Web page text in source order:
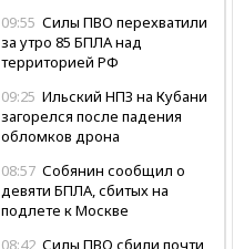
09:55 Силы ПВО перехватили
за утро 85 БПЛА над
территорией РФ
09:25 Ильский НПЗ на Кубани
загорелся после падения
обломков дрона
08:57 Собянин сообщил о
девяти БПЛА, сбитых на
подлете к Москве
08:42 Силы ПВО сбили почти